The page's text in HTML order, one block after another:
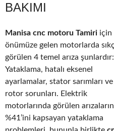
BAKIMI
Manisa cnc motoru Tamiri için
önümüze gelen motorlarda
görülen 4 temel arıza şunlardır:
Yataklama, hatalı eksenel
ayarlamalar, stator sarımları ve
rotor sorunları. Elektrik
motorlarında görülen arızaların
%41’ini kapsayan yataklama